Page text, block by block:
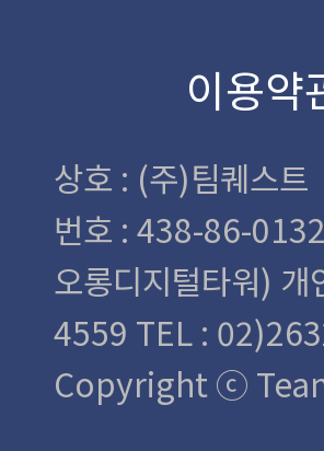
이용약
상호 : (주)팀퀘스
번호 : 438-86-
오롱디지털타워)
4559 TEL :
Copyright ⓒ